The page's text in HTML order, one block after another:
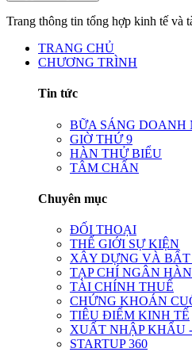
Trang thông tin tổng hợp kinh tế và
TRANG CHỦ
CHƯƠNG TRÌNH
Tin tức
BỮA SÁNG DOANH
GIỜ THỨ 9
HÀN THỬ BIỂU
TÂM CHẤN
Chuyên mục
ĐỐI THOẠI
THẾ GIỚI SỰ KIỆN
XÂY DỰNG VÀ
TẠP CHÍ NGÂN
TÀI CHÍNH THUẾ
CHỨNG KHOÁN
TIÊU ĐIỂM KINH TẾ
XUẤT NHẬP KHẨU
STARTUP 360